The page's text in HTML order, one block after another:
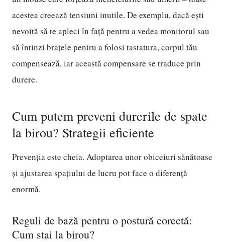
acestea creează tensiuni inutile. De exemplu, dacă ești
nevoită să te apleci în față pentru a vedea monitorul sau
să întinzi brațele pentru a folosi tastatura, corpul tău
compensează, iar această compensare se traduce prin
durere.
Cum putem preveni durerile de spate
la birou? Strategii eficiente
Prevenția este cheia. Adoptarea unor obiceiuri sănătoase
și ajustarea spațiului de lucru pot face o diferență
enormă.
Reguli de bază pentru o postură corectă:
Cum stai la birou?